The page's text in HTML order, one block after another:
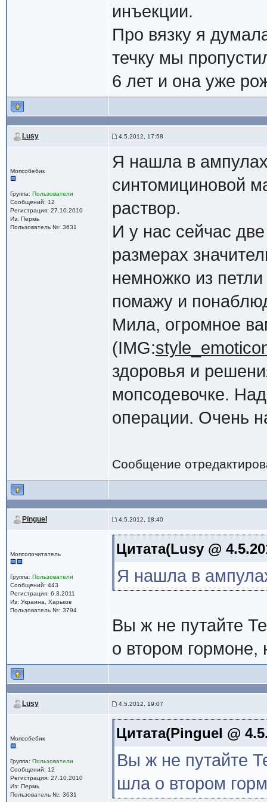
инъекции.
Про вязку я
течку мы
6 лет и она уже
Lusy 4.5.2012, 17:58
Мопсобебик
Группа: Пользователи
Сообщений: 12
Регистрация: 27.10.2010
Из: Пермь
Пользователь №: 3631
Я нашла в
синтомициновой
раствор.
И у нас сейчас
размерах
немножко из
помажу и
Мила, огромное
(IMG:
здоровья и
мопсодевочке.
операции. Очень
Сообщение
Pinguel 4.5.2012, 18:40
Мопсопочитатель
Группа: Пользователи
Сообщений: 443
Регистрация: 6.3.2011
Из: Украина, Харьков
Пользователь №: 3794
Цитата(Lusy @
Я нашла в
Вы ж не путайте
о втором гормоне,
Lusy 4.5.2012, 19:07
Мопсобебик
Группа: Пользователи
Сообщений: 12
Регистрация: 27.10.2010
Из: Пермь
Пользователь №: 3631
Цитата(Pinguel @
Вы ж не путайте
шла о втором